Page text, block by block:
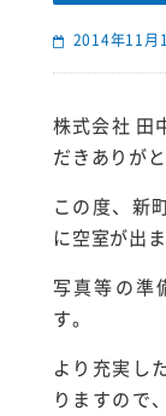
2014年11月
株式会社 田
だきありが
この度、
に空室が出ま
写真等の準
す。
より充実し
りますので